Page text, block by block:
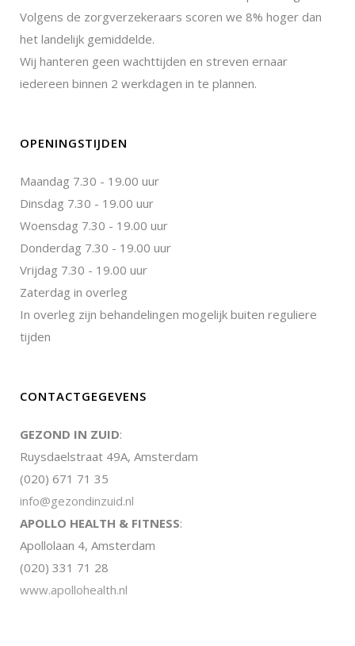
Volgens de zorgverzekeraars scoren we 8% hoger dan
het landelijk gemiddelde.
Wij hanteren geen wachttijden en streven ernaar
iedereen binnen 2 werkdagen in te plannen.
OPENINGSTIJDEN
Maandag 7.30 - 19.00 uur
Dinsdag 7.30 - 19.00 uur
Woensdag 7.30 - 19.00 uur
Donderdag 7.30 - 19.00 uur
Vrijdag 7.30 - 19.00 uur
Zaterdag in overleg
In overleg zijn behandelingen mogelijk buiten reguliere
tijden
CONTACTGEGEVENS
GEZOND IN ZUID:
Ruysdaelstraat 49A, Amsterdam
(020) 671 71 35
info@gezondinzuid.nl
APOLLO HEALTH & FITNESS:
Apollolaan 4, Amsterdam
(020) 331 71 28
www.apollohealth.nl